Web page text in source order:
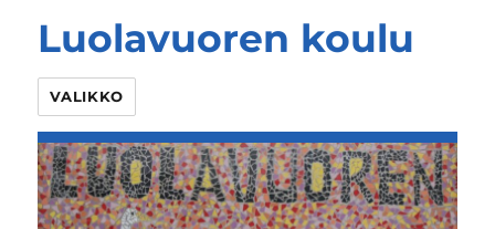
Luolavuoren koulu
VALIKKO